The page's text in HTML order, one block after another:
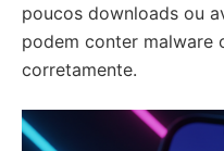
poucos downloads ou
podem conter malware
corretamente.